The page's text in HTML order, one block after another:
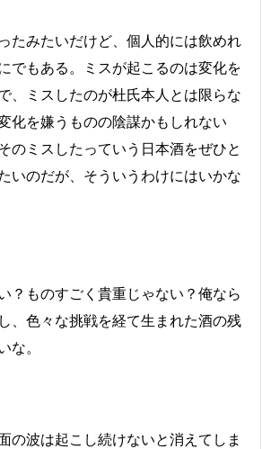
たみたいだけど、個人的には飲めれ
でもある。ミスが起こるのは変化を
、ミスしたのが杜氏本人とは限らな
化を嫌うものの陰謀かもしれない
のミスしたっていう日本酒をぜひと
いのだが、そういうわけにはいかな
？ものすごく貴重じゃない？俺なら
、色々な挑戦を経て生まれた酒の残
な。
の波は起こし続けないと消えてしま